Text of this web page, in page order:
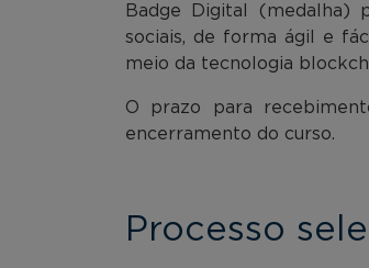
Badge Digital (medalha)
sociais, de forma ágil e
meio da tecnologia
O prazo para
encerramento do curso.
Processo